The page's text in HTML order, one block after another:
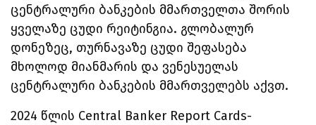
ცენტრალური ბანკების მმართველთა შორის
ყველაზე ცუდი რეიტინგია. გლობალურ
დონეზეც, თურნავაზე ცუდი შეფასება
მხოლოდ მიანმარის და ვენესუელას
ცენტრალური ბანკების მმართველებს აქვთ.
2024 წლის Central Banker Report Cards-